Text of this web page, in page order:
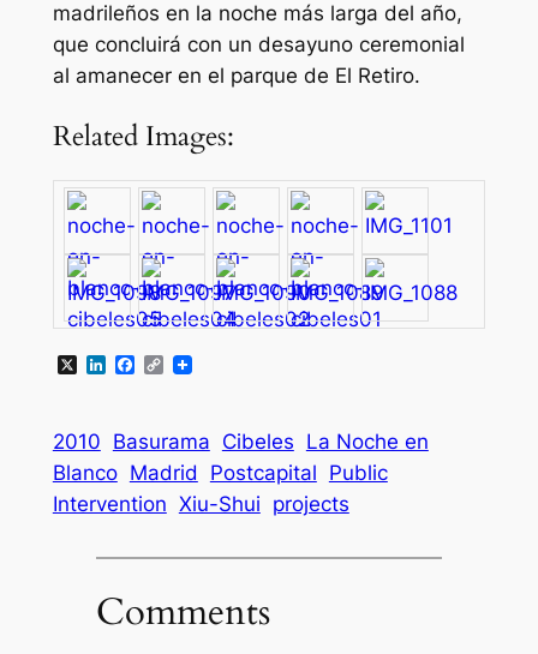
madrileños en la noche más larga del año,
que concluirá con un desayuno ceremonial
al amanecer en el parque de El Retiro.
Related Images:
X LinkedIn
Facebook
Copy
2010 Basurama Cibeles La Noche en
Blanco Madrid Postcapital Public
Intervention Xiu-Shui projects
Comments